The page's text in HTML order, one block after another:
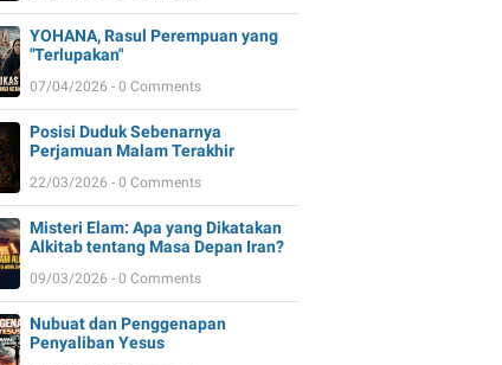
YOHANA, Rasul Perempuan yang
"Terlupakan"
07/04/2026 - 0 Comments
Posisi Duduk Sebenarnya
Perjamuan Malam Terakhir
22/03/2026 - 0 Comments
Misteri Elam: Apa yang Dikatakan
Alkitab tentang Masa Depan Iran?
09/03/2026 - 0 Comments
Nubuat dan Penggenapan
Penyaliban Yesus